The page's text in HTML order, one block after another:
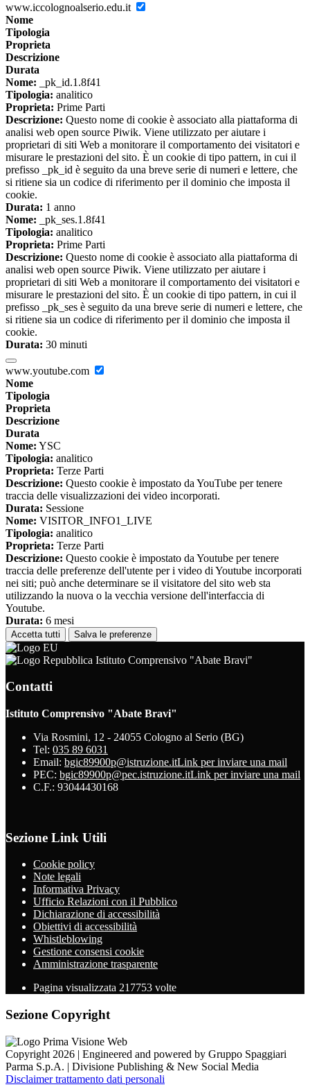
www.iccolognoalserio.edu.it
Nome
Tipologia
Proprieta
Descrizione
Durata
Nome: _pk_id.1.8f41
Tipologia: analitico
Proprieta: Prime Parti
Descrizione: Questo nome di cookie è associato alla piattaforma di
analisi web open source Piwik. Viene utilizzato per aiutare i
proprietari di siti Web a monitorare il comportamento dei visitatori e
misurare le prestazioni del sito. È un cookie di tipo pattern, in cui il
prefisso _pk_id è seguito da una breve serie di numeri e lettere, che
si ritiene sia un codice di riferimento per il dominio che imposta il
cookie.
Durata: 1 anno
Nome: _pk_ses.1.8f41
Tipologia: analitico
Proprieta: Prime Parti
Descrizione: Questo nome di cookie è associato alla piattaforma di
analisi web open source Piwik. Viene utilizzato per aiutare i
proprietari di siti Web a monitorare il comportamento dei visitatori e
misurare le prestazioni del sito. È un cookie di tipo pattern, in cui il
prefisso _pk_ses è seguito da una breve serie di numeri e lettere, che
si ritiene sia un codice di riferimento per il dominio che imposta il
cookie.
Durata: 30 minuti
www.youtube.com
Nome
Tipologia
Proprieta
Descrizione
Durata
Nome: YSC
Tipologia: analitico
Proprieta: Terze Parti
Descrizione: Questo cookie è impostato da YouTube per tenere
traccia delle visualizzazioni dei video incorporati.
Durata: Sessione
Nome: VISITOR_INFO1_LIVE
Tipologia: analitico
Proprieta: Terze Parti
Descrizione: Questo cookie è impostato da Youtube per tenere
traccia delle preferenze dell'utente per i video di Youtube incorporati
nei siti; può anche determinare se il visitatore del sito web sta
utilizzando la nuova o la vecchia versione dell'interfaccia di
Youtube.
Durata: 6 mesi
Accetta tutti Salva le preferenze
Istituto Comprensivo "Abate Bravi"
Contatti
Istituto Comprensivo "Abate Bravi"
Via Rosmini, 12 - 24055 Cologno al Serio (BG)
Tel: 035 89 6031
Email: bgic89900p@istruzione.itLink per inviare una mail
PEC: bgic89900p@pec.istruzione.itLink per inviare una mail
C.F.: 93044430168
Sezione Link Utili
Cookie policy
Note legali
Informativa Privacy
Ufficio Relazioni con il Pubblico
Dichiarazione di accessibilità
Obiettivi di accessibilità
Whistleblowing
Gestione consensi cookie
Amministrazione trasparente
Pagina visualizzata 217753 volte
Sezione Copyright
Copyright 2026 | Engineered and powered by Gruppo Spaggiari
Parma S.p.A. | Divisione Publishing & New Social Media
Disclaimer trattamento dati personali